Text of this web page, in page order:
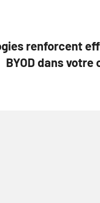
renforcent
BYOD dans